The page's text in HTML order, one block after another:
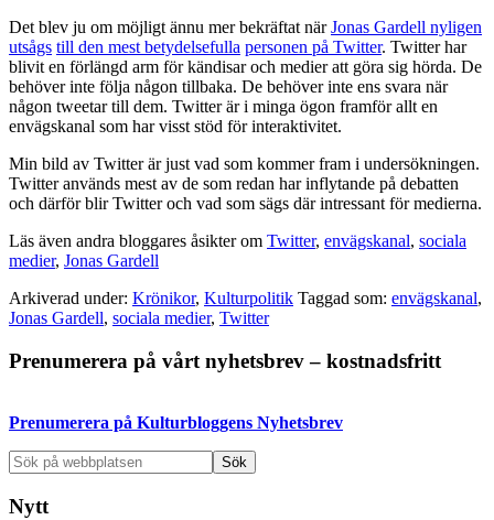
Det blev ju om möjligt ännu mer bekräftat närJonas Gardell nyligen
utsågs till den mest betydelsefulla personen på Twitter. Twitter har
blivit en förlängd arm för kändisar och medier att göra sig hörda. De
behöver inte följa någon tillbaka. De behöver inte ens svara när
någon tweetar till dem. Twitter är i minga ögon framför allt en
envägskanal som har visst stöd för interaktivitet.
Min bild av Twitter är just vad som kommer fram i undersökningen.
Twitter används mest av de som redan har inflytande på debatten
och därför blir Twitter och vad som sägs där intressant för medierna.
Läs även andra bloggares åsikter om Twitter, envägskanal, sociala
medier, Jonas Gardell
Arkiverad under: Krönikor, Kulturpolitik Taggad som: envägskanal,
Jonas Gardell, sociala medier, Twitter
Primärt
Prenumerera på vårt nyhetsbrev – kostnadsfritt
Prenumerera på Kulturbloggens Nyhetsbrev
Sök
på
webbplatsen
Nytt